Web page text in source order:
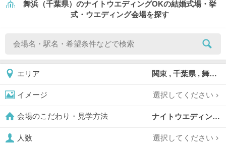
舞浜（千葉県）のナイトウエディングOKの結婚式場・挙
式・ウエディング会場を探す
エリア 関東 , 千葉県 , 舞浜
イメージ 選択してください
会場のこだわり・見学方法 ナイトウエディングOK,
人数 選択してください